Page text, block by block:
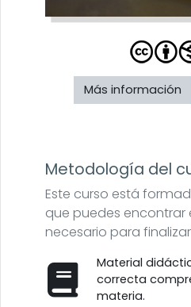
Más información
Metodología del
Este curso está
que puedes encontrar
necesario para
Material
correcta
materia.